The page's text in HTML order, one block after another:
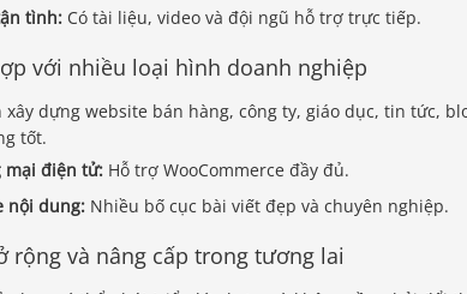
tình: Có tài liệu, video và đội ngũ hỗ trợ trực tiếp.
với nhiều loại hình doanh nghiệp
xây dựng website bán hàng, công ty, giáo dục, tin tức,
tốt.
mại điện tử: Hỗ trợ WooCommerce đầy đủ.
nội dung: Nhiều bố cục bài viết đẹp và chuyên nghiệp.
rộng và nâng cấp trong tương lai